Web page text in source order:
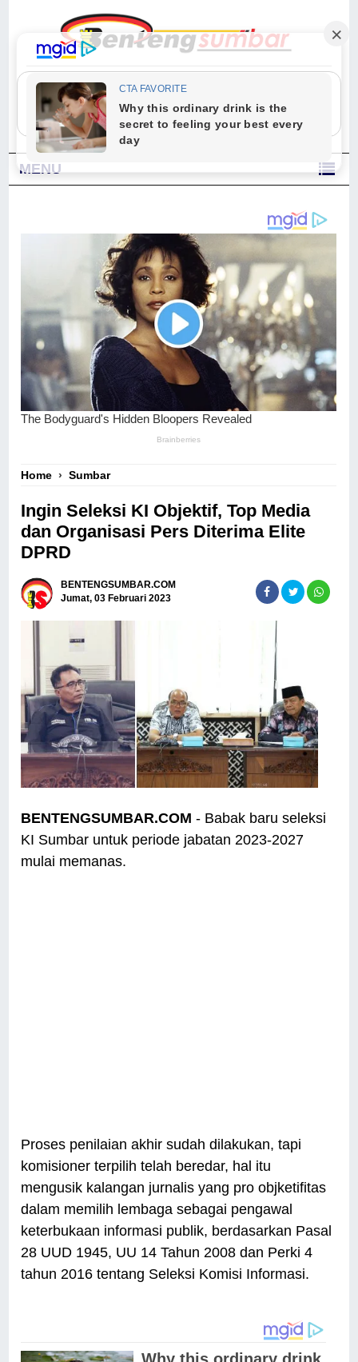
"Sesungguhnya Allah dan para malaikat-Nya berselawat untuk Nabi.
Wahai orang-orang yang beriman, berselawatlah kamu untuk Nabi dan
ucapkanlah salam dengan penuh penghormatan kepadanya." (Qs. Al
Ahzab Ayat 56)
MENU
Home ›Sumbar
Ingin Seleksi KI Objektif, Top Media
dan Organisasi Pers Diterima Elite
DPRD
BENTENGSUMBAR.COM
Jumat, 03 Februari 2023
BENTENGSUMBAR.COM - Babak baru seleksi
KI Sumbar untuk periode jabatan 2023-2027
mulai memanas.
Proses penilaian akhir sudah dilakukan, tapi
komisioner terpilih telah beredar, hal itu
mengusik kalangan jurnalis yang pro objketifitas
dalam memilih lembaga sebagai pengawal
keterbukaan informasi publik, berdasarkan Pasal
28 UUD 1945, UU 14 Tahun 2008 dan Perki 4
tahun 2016 tentang Seleksi Komisi Informasi.